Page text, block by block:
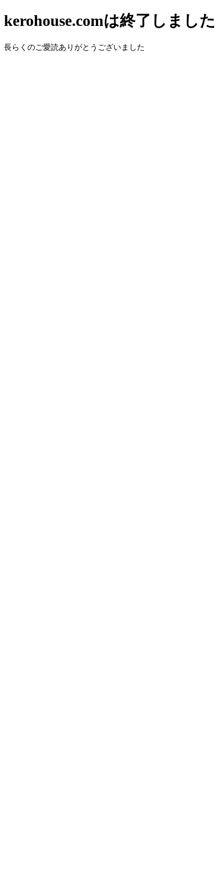
kerohouse.comは終了しました
長らくのご愛読ありがとうございました